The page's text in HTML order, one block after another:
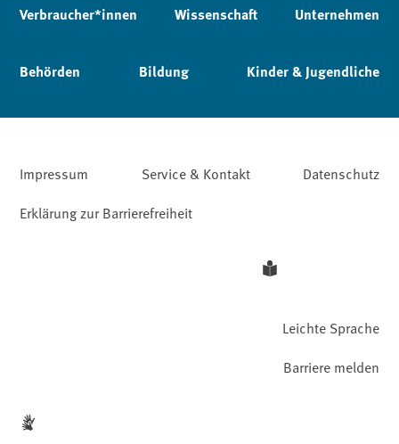
Verbraucher*innen Wissenschaft Unternehmen
Behörden Bildung Kinder & Jugendliche
Impressum Service & Kontakt
Datenschutz
Erklärung zur Barrierefreiheit
Leichte Sprache
Barriere melden